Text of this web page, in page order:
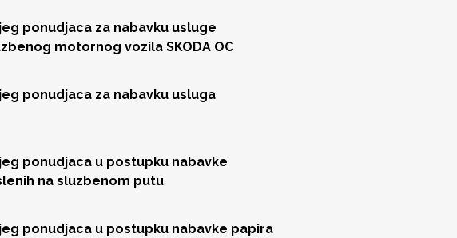
ponudjaca za nabavku usluge
motornog vozila SKODA OC
ponudjaca za nabavku usluga
ponudjaca u postupku nabavke
na sluzbenom putu
ponudjaca u postupku nabavke papira